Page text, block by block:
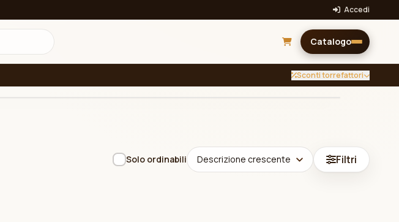
Accedi
Catalogo
Sconti torrefattori
Solo ordinabili Descrizione crescente Filtri